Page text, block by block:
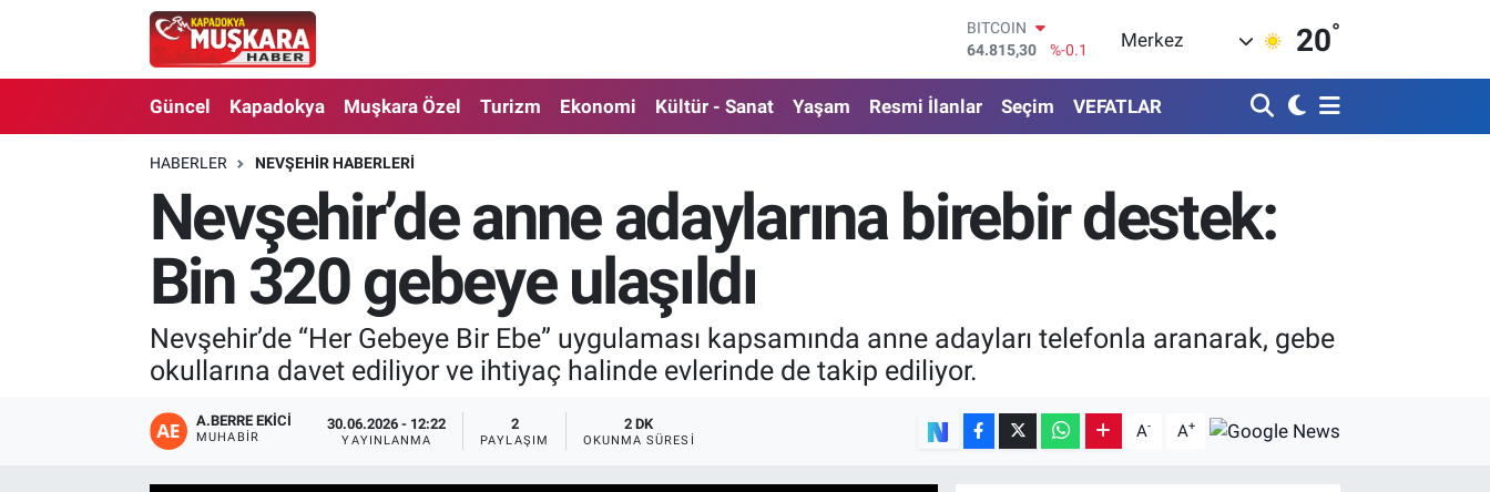
DOLAR
47,7436
%0.18
55,2510
STERLİN
64,4811
%0.38
BİST100
13.779
%-14
Merkez 20°
Güncel Kapadokya Muşkara Özel Turizm Ekonomi Kültür - Sanat Yaşam Resmi İlanlar Seçim VEFATLAR
HABERLER NEVŞEHIR HABERLERI
Nevşehir’de anne adaylarına birebir destek:
Bin 320 gebeye ulaşıldı
Nevşehir’de “Her Gebeye Bir Ebe” uygulaması kapsamında anne adayları telefonla aranarak, gebe
okullarına davet ediliyor ve ihtiyaç halinde evlerinde de takip ediliyor.
A.BERRE EKICI
MUHABIR
30.06.2026 - 12:22
YAYINLANMA
2
PAYLAŞIM
2 DK
OKUNMA SÜRESI A- A+
CANLI SEÇİM SONUÇLARI
Güncel
Muşkara Özel
Kapadokya
Kültür - Sanat
Nevşehir Nöbetçi Eczaneler
Nevşehir Hava Durumu
Nevşehir Trafik Yoğunluk Haritası
Süper Lig Puan Durumu ve Fikstür
Tüm Manşetler
Son Dakika Haberleri
Haber Arşivi